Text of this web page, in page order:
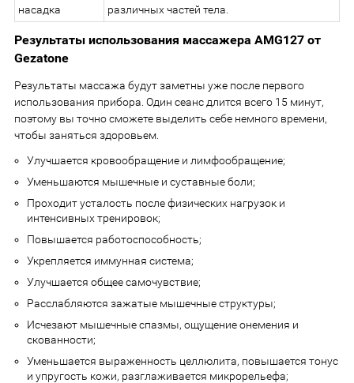
насадка
различных частей тела.
Результаты использования массажера AMG127 от
Gezatone
Результаты массажа будут заметны уже после первого
использования прибора. Один сеанс длится всего 15 минут,
поэтому вы точно сможете выделить себе немного времени,
чтобы заняться здоровьем.
Улучшается кровообращение и лимфообращение;
Уменьшаются мышечные и суставные боли;
Проходит усталость после физических нагрузок и
интенсивных тренировок;
Повышается работоспособность;
Укрепляется иммунная система;
Улучшается общее самочувствие;
Расслабляются зажатые мышечные структуры;
Исчезают мышечные спазмы, ощущение онемения и
скованности;
Уменьшается выраженность целлюлита, повышается тонус
и упругость кожи, разглаживается микрорельефа;